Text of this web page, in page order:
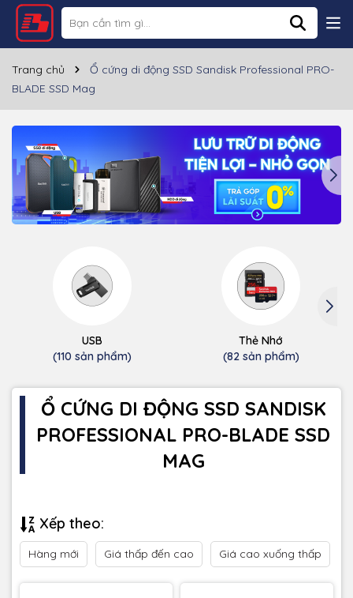
Trang chủ
Ổ cứng di động SSD Sandisk Professional PRO-
BLADE SSD Mag
USB
(110 sản phẩm)
Thẻ Nhớ
(82 sản phẩm)
Ổ CỨNG DI ĐỘNG SSD SANDISK
PROFESSIONAL PRO-BLADE SSD
MAG
Xếp theo:
Hàng mới Giá thấp đến cao Giá cao xuống thấp